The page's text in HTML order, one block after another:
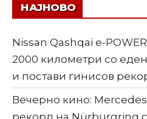
НАЈНОВО
Nissan Qashqai e-
2000 километри со
и постави гинисов
Вечерно кино:
рекорд на Nürburgring